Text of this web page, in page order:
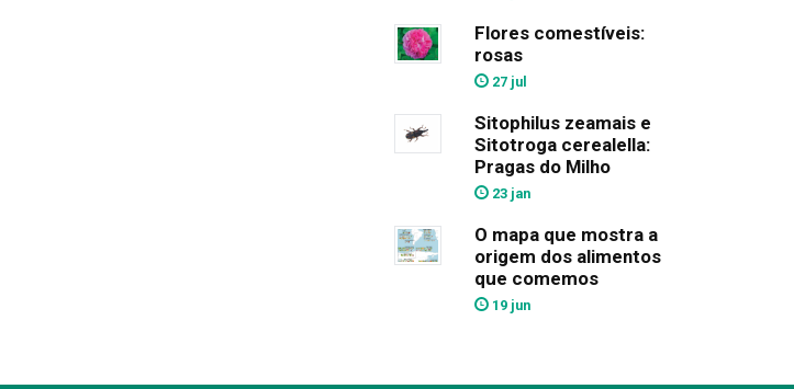
Flores comestíveis:
rosas
27 jul
Sitophilus zeamais e
Sitotroga cerealella:
Pragas do Milho
23 jan
O mapa que mostra a
origem dos alimentos
que comemos
19 jun